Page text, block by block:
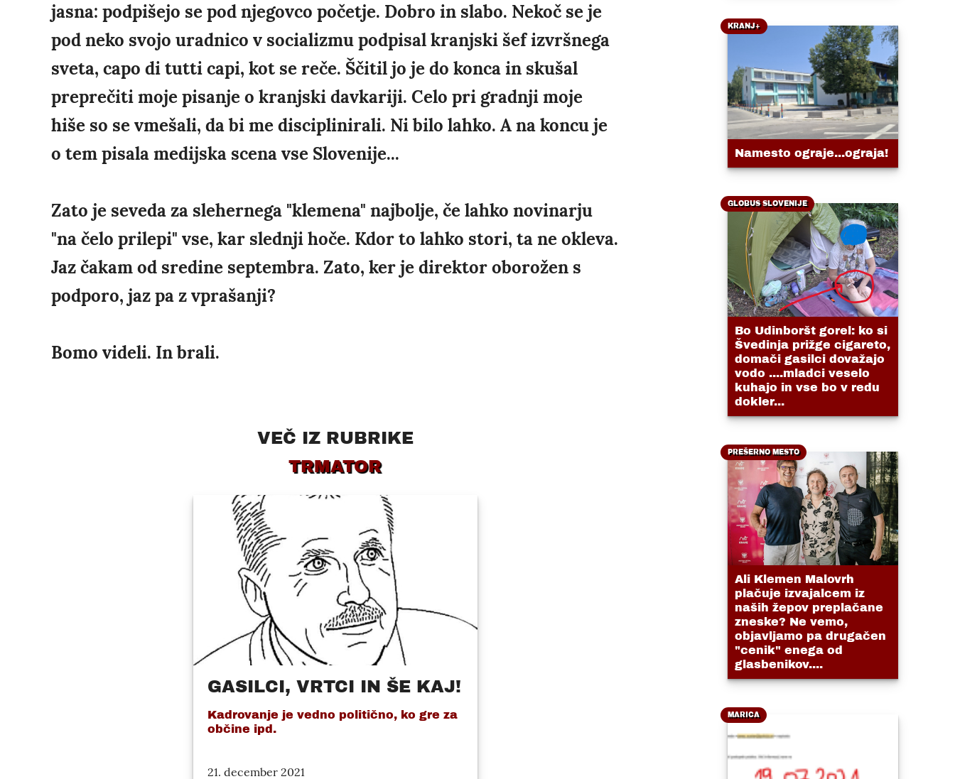
jasna: podpišejo se pod njegovco početje. Dobro in slabo. Nekoč se je
pod neko svojo uradnico v socializmu podpisal kranjski šef izvršnega
sveta, capo di tutti capi, kot se reče. Ščitil jo je do konca in skušal
preprečiti moje pisanje o kranjski davkariji. Celo pri gradnji moje
hiše so se vmešali, da bi me disciplinirali. Ni bilo lahko. A na koncu je
o tem pisala medijska scena vse Slovenije...
Zato je seveda za slehernega "klemena" najbolje, če lahko novinarju
"na čelo prilepi" vse, kar slednji hoče. Kdor to lahko stori, ta ne okleva.
Jaz čakam od sredine septembra. Zato, ker je direktor oborožen s
podporo, jaz pa z vprašanji?
Bomo videli. In brali.
VEČ IZ RUBRIKE
TRMATOR
GASILCI, VRTCI IN ŠE KAJ!
Kadrovanje je vedno politično, ko gre za
občine ipd.
21. december 2021
KRANJ+
Namesto ograje...ograja!
GLOBUS SLOVENIJE
Bo Udinboršt gorel: ko si
Švedinja prižge cigareto,
domači gasilci dovažajo
vodo ....mladci veselo
kuhajo in vse bo v redu
dokler...
PREŠERNO MESTO
Ali Klemen Malovrh
plačuje izvajalcem iz
naših žepov preplačane
zneske? Ne vemo,
objavljamo pa drugačen
"cenik" enega od
glasbenikov....
MARICA